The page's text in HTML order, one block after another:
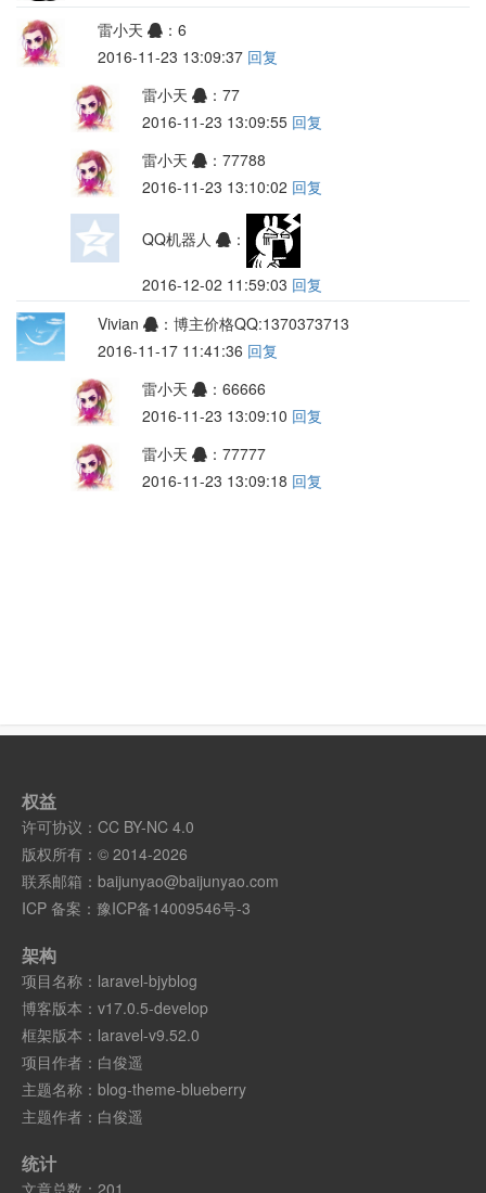
雷小天
：6
2016-11-23 13:09:37 回复
雷小天
：77
2016-11-23 13:09:55 回复
雷小天
：77788
2016-11-23 13:10:02 回复
QQ机器人 ：
2016-12-02 11:59:03 回复
Vivian
：博主价格QQ:1370373713
2016-11-17 11:41:36 回复
雷小天
：66666
2016-11-23 13:09:10 回复
雷小天
：77777
2016-11-23 13:09:18 回复
权益
许可协议： CC BY-NC 4.0
版权所有：© 2014-2026
联系邮箱： baijunyao@baijunyao.com
ICP 备案： 豫ICP备14009546号-3
架构
项目名称： laravel-bjyblog
博客版本： v17.0.5-develop
框架版本： laravel-v9.52.0
项目作者： 白俊遥
主题名称： blog-theme-blueberry
主题作者： 白俊遥
统计